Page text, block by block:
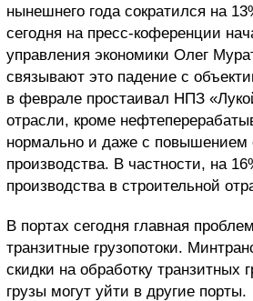
нынешнего года сократился на
сегодня на пресс-коференции
управления экономики Олег
связывают это падение с
в феврале простаивал НПЗ
отрасли, кроме
нормально и даже с повышением
производства. В частности, на
производства в строительной
В портах сегодня главная
транзитные грузопотоки.
скидки на обработку транзитных
грузы могут уйти в другие порты.